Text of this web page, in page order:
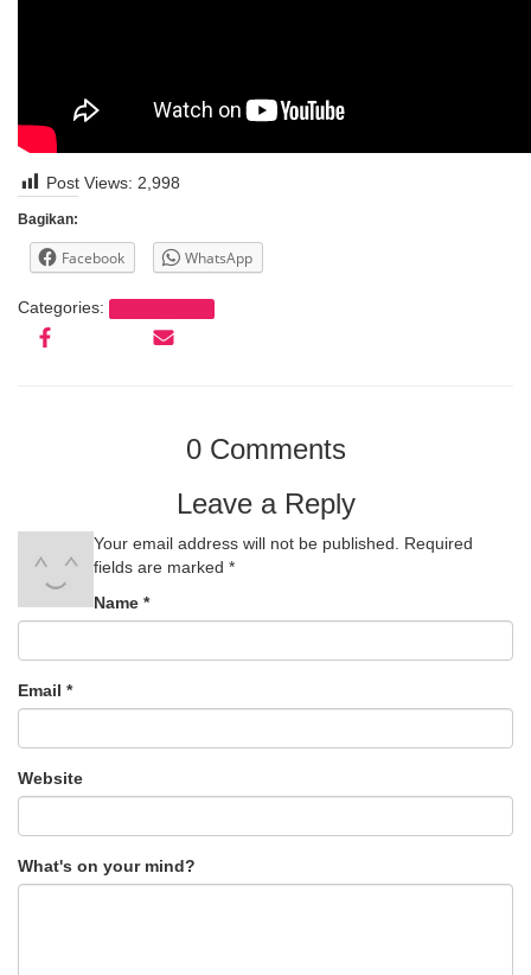
Post Views: 2,998
Bagikan:
Facebook WhatsApp
Categories:
0 Comments
Leave a Reply
Your email address will not be published. Required
fields are marked *
Name *
Email *
Website
What's on your mind?